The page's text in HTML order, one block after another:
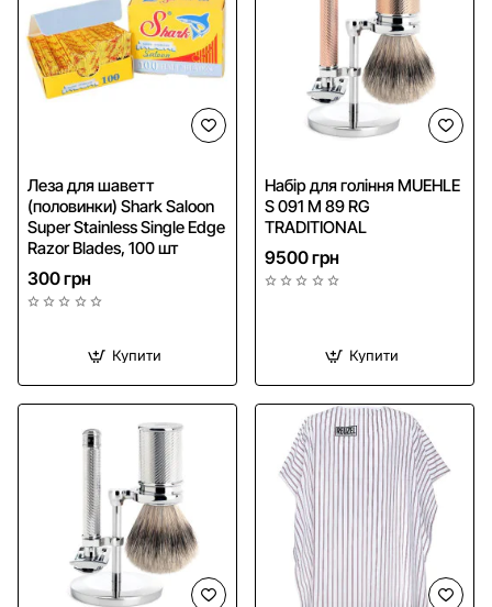
Леза для шаветт
(половинки) Shark Saloon
Super Stainless Single Edge
Razor Blades, 100 шт
300 грн
Купити
Набір для гоління MUEHLE
S 091 M 89 RG
TRADITIONAL
9500 грн
Купити